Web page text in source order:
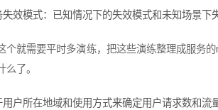
失效模式：已知情况下的失效模式和未知场景下
个就需要平时多演练，把这些演练整理成服务
么了。
用户所在地域和使用方式来确定用户请求数和流量